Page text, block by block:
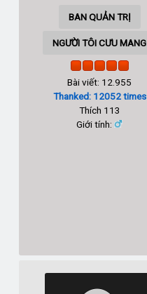
BAN QUẢN TRỊ
NGƯỜI TÔI CƯU MANG
Bài viết: 12.955
Thanked: 12052 times
Thích 113
Giới tính: